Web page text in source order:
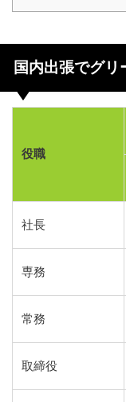
国内出張でグ
役職
社長
専務
常務
取締役